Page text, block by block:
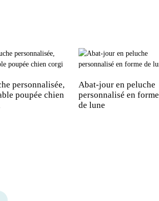
personnalisée,
poupée chien
Abat-jour en peluche
personnalisé en forme
de lune